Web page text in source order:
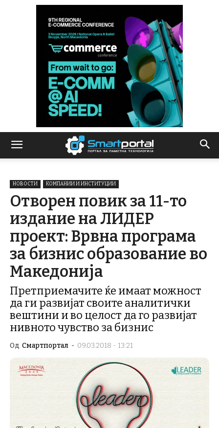
НОВОСТИ КОМПАНИИ И ИНСТИТУЦИИ
Отворен повик за 11-то
издание на ЛИДЕР
проект: Врвна програма
за бизнис образование во
Македонија
Претприемачите ќе имаат можност
да ги развијат своите аналитички
вештини и во целост да го развијат
нивното чувство за бизнис
Од Смартпортал - 09.03.2018 - 13:21